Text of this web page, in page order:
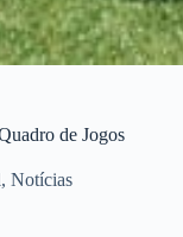
de Jogos
,Notícias